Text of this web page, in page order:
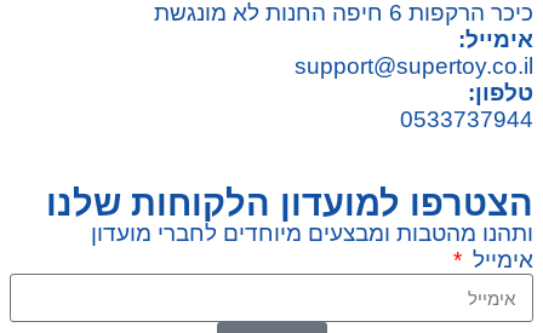
כיכר הרקפות 6 חיפה החנות לא מונגשת
אימייל:
support@supertoy.co.il
טלפון:
0533737944
הצטרפו למועדון הלקוחות שלנו
ותהנו מהטבות ומבצעים מיוחדים לחברי מועדון
אימייל